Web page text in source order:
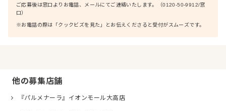
ご応募後は窓口よりお電話、メールにてご連絡いたします。（0120-50-9912/窓
口）
※お電話の際は「クックビズを見た」とお伝えくださると受付がスムーズです。
他の募集店舗
『パルメナーラ』イオンモール大高店